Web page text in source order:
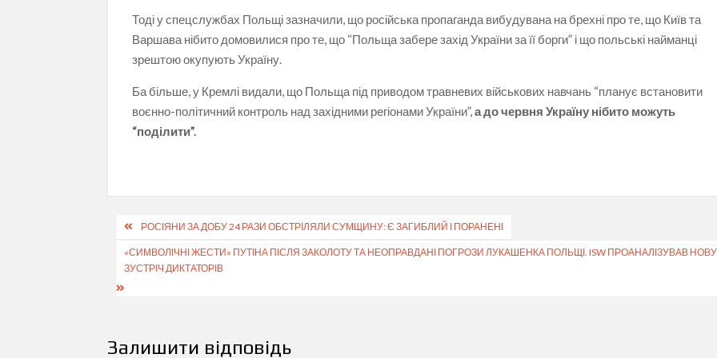
Тоді у спецслужбах Польщі зазначили, що російська пропаганда вибудувана на брехні про те, що Київ та
Варшава нібито домовилися про те, що “Польща забере захід України за її борги” і що польські найманці
зрештою окупують Україну.
Ба більше, у Кремлі видали, що Польща під приводом травневих військових навчань “планує встановити
воєнно-політичний контроль над західними регіонами України”,а до червня Україну нібито можуть
“поділити”.
Навігація
записів
РОСІЯНИ ЗА ДОБУ 24 РАЗИ ОБСТРІЛЯЛИ СУМЩИНУ: Є ЗАГИБЛИЙ І ПОРАНЕНІ
«СИМВОЛІЧНІ ЖЕСТИ» ПУТІНА ПІСЛЯ ЗАКОЛОТУ ТА НЕОПРАВДАНІ ПОГРОЗИ ЛУКАШЕНКА ПОЛЬЩІ. ISW ПРОАНАЛІЗУВАВ НОВУ
ЗУСТРІЧ ДИКТАТОРІВ
Залишити відповідь